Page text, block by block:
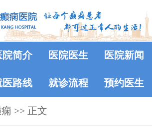
院简介 医院医生 医院新闻
医路线 就诊流程 预约医生
>> 正文